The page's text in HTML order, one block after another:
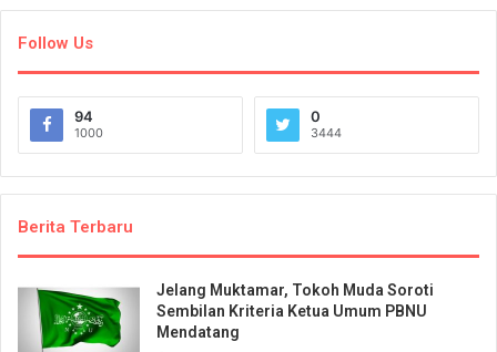
Follow Us
94
1000
0
3444
Berita Terbaru
Jelang Muktamar, Tokoh Muda Soroti
Sembilan Kriteria Ketua Umum PBNU
Mendatang